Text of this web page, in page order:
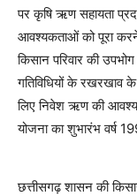
पर कृषि ऋण सहायता
आवश्यकताओं को पूरा
किसान परिवार की
गतिविधियों के रखरखाव
लिए निवेश ऋण की
योजना का शुभारंभ वर्ष
छत्तीसगढ़ शासन की